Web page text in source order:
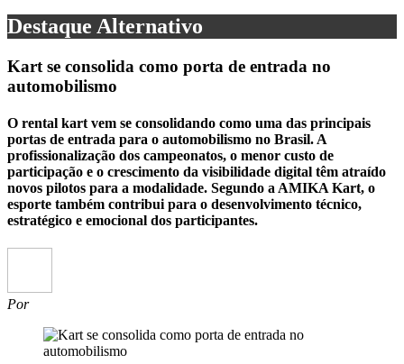
Destaque Alternativo
Kart se consolida como porta de entrada no
automobilismo
O rental kart vem se consolidando como uma das principais
portas de entrada para o automobilismo no Brasil. A
profissionalização dos campeonatos, o menor custo de
participação e o crescimento da visibilidade digital têm atraído
novos pilotos para a modalidade. Segundo a AMIKA Kart, o
esporte também contribui para o desenvolvimento técnico,
estratégico e emocional dos participantes.
Por